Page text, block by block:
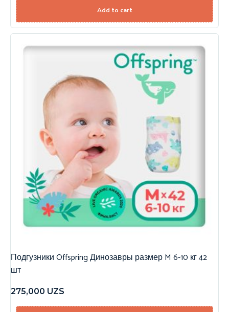
Add to cart
Подгузники Offspring Динозавры размер M 6-10 кг 42
шт
275,000 UZS